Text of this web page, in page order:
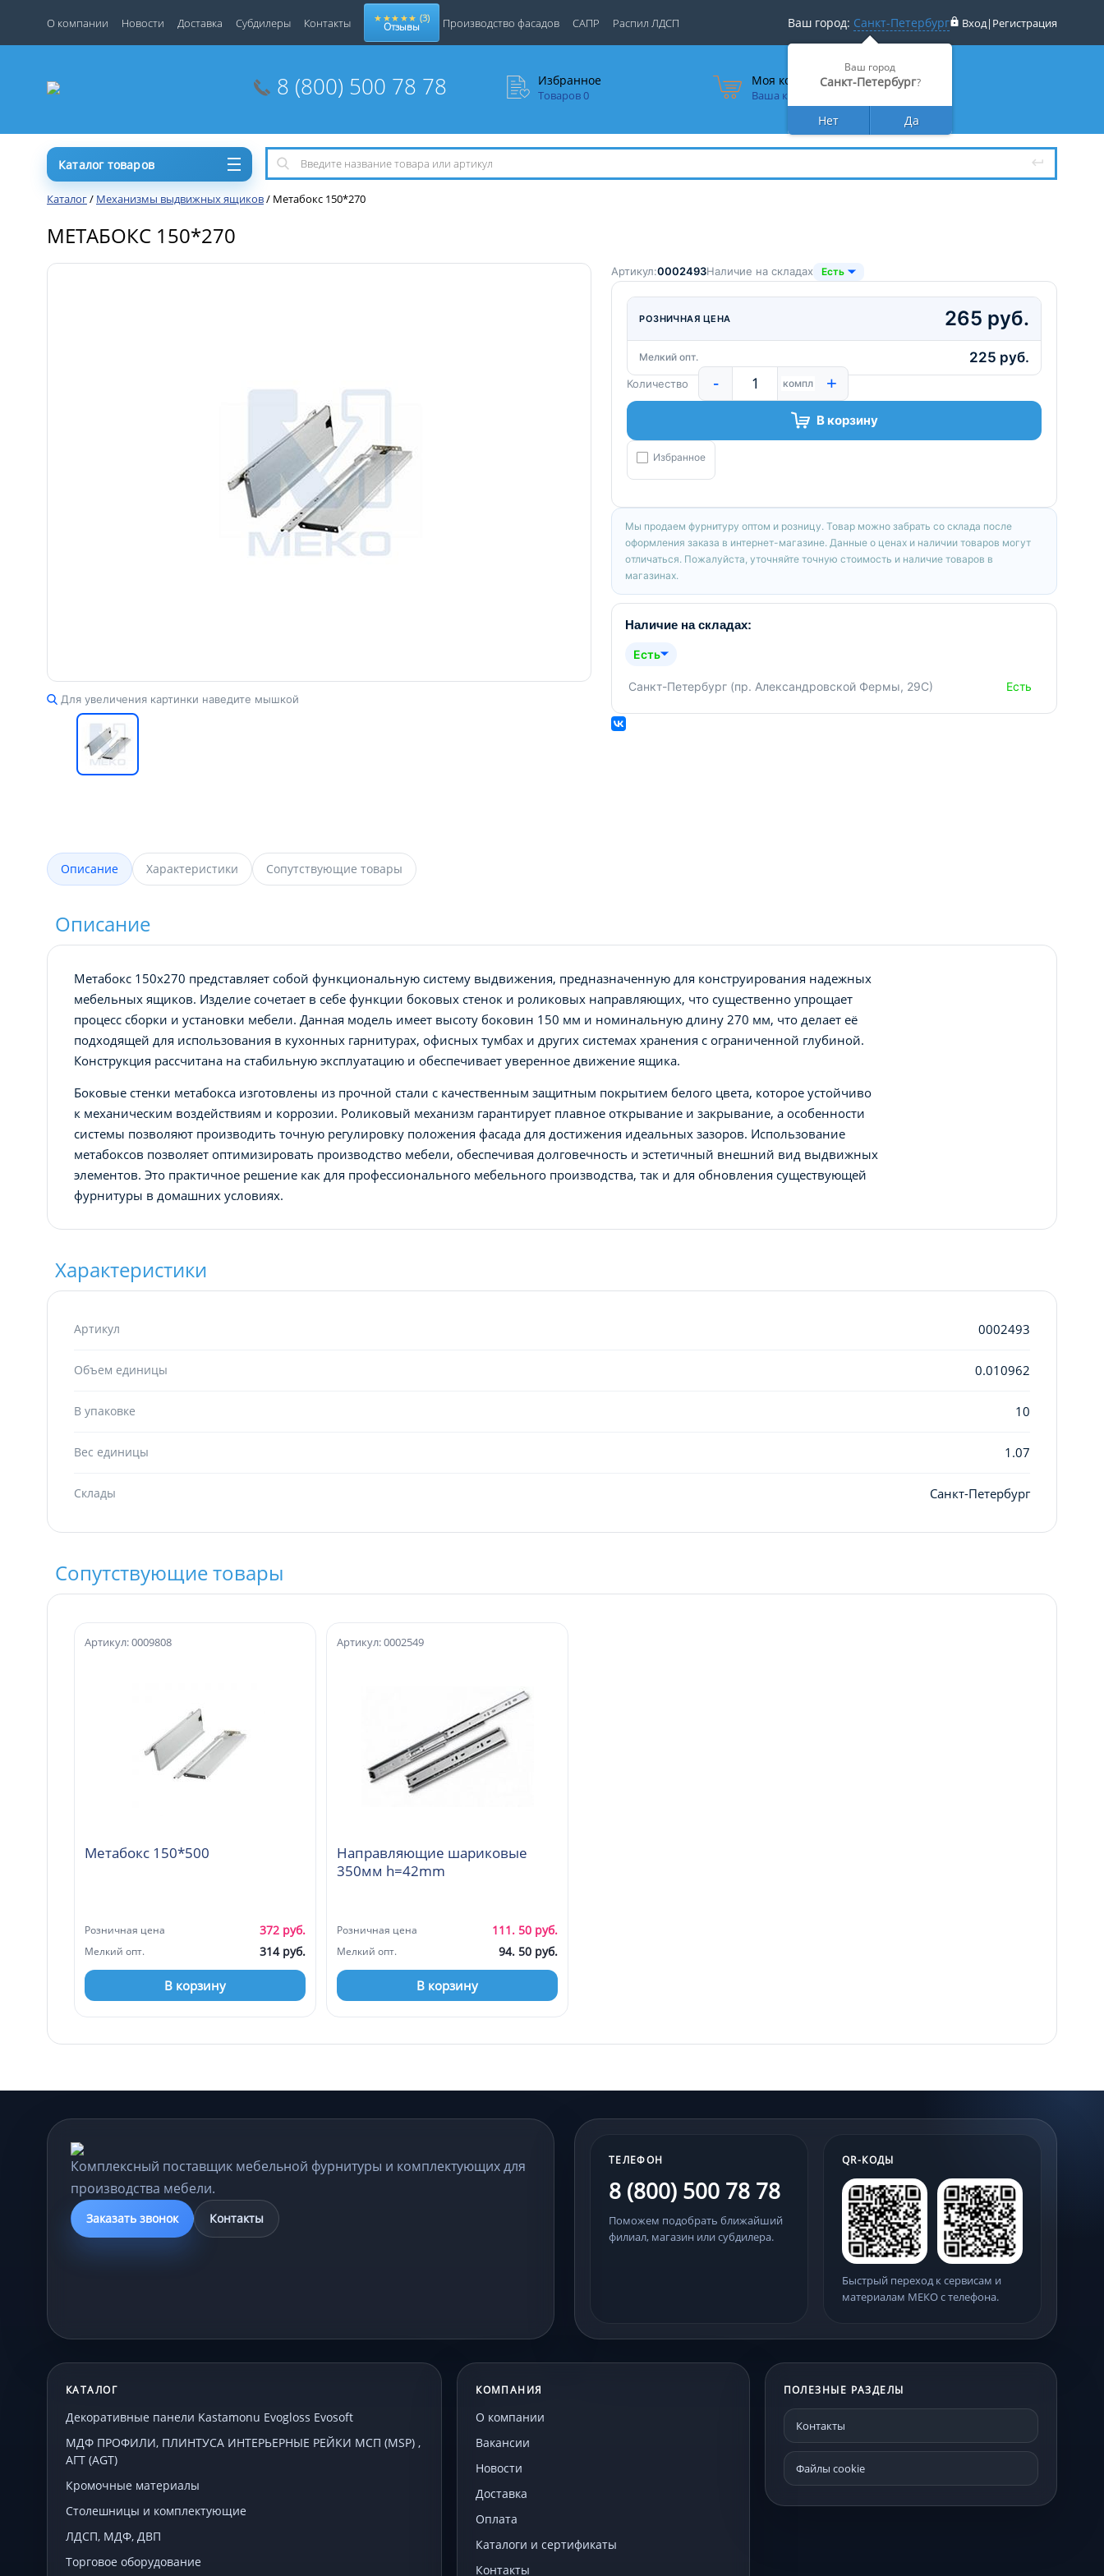
Ваш город: Санкт-Петербург
Ваш город
Санкт-Петербург?
Нет Да
Вход| Регистрация
О компании Новости Доставка Субдилеры Контакты ★★★★★ (3)
Отзывы Производство фасадов САПР Распил ЛДСП
8 (800) 500 78 78 Избранное
Товаров0
Моя корзина
Ваша корзина пуста
Каталог товаров
Каталог/ Механизмы выдвижных ящиков/ Метабокс 150*270
МЕТАБОКС 150*270
Для увеличения картинки наведите мышкой
Артикул:0002493Наличие на складах Есть
РОЗНИЧНАЯ ЦЕНА 265 руб.
Мелкий опт. 225 руб.
Количество - компл +
В корзину
Избранное
Мы продаем фурнитуру оптом и розницу. Товар можно забрать со склада после
оформления заказа в интернет-магазине. Данные о ценах и наличии товаров могут
отличаться. Пожалуйста, уточняйте точную стоимость и наличие товаров в
магазинах.
Наличие на складах:
Есть
Санкт-Петербург (пр. Александровской Фермы, 29С) Есть
Описание Характеристики Сопутствующие товары
Описание
Метабокс 150х270 представляет собой функциональную систему выдвижения, предназначенную для конструирования надежных
мебельных ящиков. Изделие сочетает в себе функции боковых стенок и роликовых направляющих, что существенно упрощает
процесс сборки и установки мебели. Данная модель имеет высоту боковин 150 мм и номинальную длину 270 мм, что делает её
подходящей для использования в кухонных гарнитурах, офисных тумбах и других системах хранения с ограниченной глубиной.
Конструкция рассчитана на стабильную эксплуатацию и обеспечивает уверенное движение ящика.
Боковые стенки метабокса изготовлены из прочной стали с качественным защитным покрытием белого цвета, которое устойчиво
к механическим воздействиям и коррозии. Роликовый механизм гарантирует плавное открывание и закрывание, а особенности
системы позволяют производить точную регулировку положения фасада для достижения идеальных зазоров. Использование
метабоксов позволяет оптимизировать производство мебели, обеспечивая долговечность и эстетичный внешний вид выдвижных
элементов. Это практичное решение как для профессионального мебельного производства, так и для обновления существующей
фурнитуры в домашних условиях.
Характеристики
Артикул 0002493
Объем единицы 0.010962
В упаковке 10
Вес единицы 1.07
Склады Санкт-Петербург
Сопутствующие товары
Метабокс 150*500
Артикул: 0009808
Розничная цена 372 руб.
Мелкий опт. 314 руб.
В корзину
Направляющие шариковые
350мм h=42mm
Артикул: 0002549
Розничная цена 111. 50 руб.
Мелкий опт. 94. 50 руб.
В корзину
Комплексный поставщик мебельной фурнитуры и комплектующих для
производства мебели.
Заказать звонок Контакты
ТЕЛЕФОН
8 (800) 500 78 78
Поможем подобрать ближайший
филиал, магазин или субдилера.
QR-КОДЫ
Быстрый переход к сервисам и
материалам МЕКО с телефона.
КАТАЛОГ
Декоративные панели Kastamonu Evogloss Evosoft
МДФ ПРОФИЛИ, ПЛИНТУСА ИНТЕРЬЕРНЫЕ РЕЙКИ МСП (MSP) ,
АГТ (AGT)
Кромочные материалы
Столешницы и комплектующие
ЛДСП, МДФ, ДВП
Торговое оборудование
КОМПАНИЯ
О компании
Вакансии
Новости
Доставка
Оплата
Каталоги и сертификаты
Контакты
ПОЛЕЗНЫЕ РАЗДЕЛЫ
Контакты
Файлы cookie